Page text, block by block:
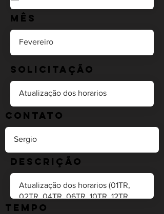
Mês
Solicitação
Contato
Descrição
Tempo